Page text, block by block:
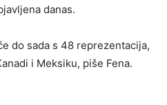
danas.
do sada s 48 reprezentacija,
i Meksiku, piše Fena.